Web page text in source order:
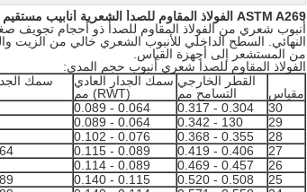
ASTM A269 الفولاذ المقاوم للصدأ الشعرية أنابيب مستقيم OD 4MM معرف 3MM طول 250MM
أنبوب شعري من الفولاذ المقاوم للصدأ ذو أحجام
النهائي. السطح الداخلي للأنبوب الشعري خالي من الزيت
من المستشعر إلى أجهزة القياس.
الفولاذ المقاوم للصدأ شعري أنبوب حجم المدى:
مقياس
القطر الخارجي
التسامح مم
سمك الجدار العادي
(RWT) مم
سمك
30
0.304 - 0.317
0.064 - 0.089
29
130 - 0.342
0.064 - 0.089
28
0.355 - 0.368
0.076 - 0.102
27
0.406 - 0.419
0.089 - 0.115
26
0.457 - 0.469
0.089 - 0.114
25
0.508 - 0.520
0.115 - 0.140